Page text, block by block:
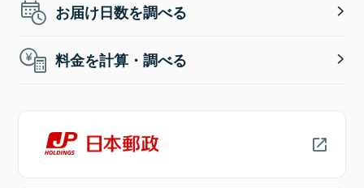
お届け日数を調べる
料金を計算・調べる